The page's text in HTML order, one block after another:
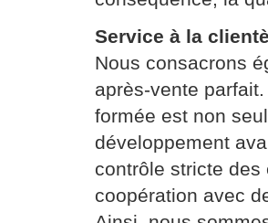
Service à la
Nous consacrons
après-vente
formée est non
développement
contrôle stricte
coopération avec